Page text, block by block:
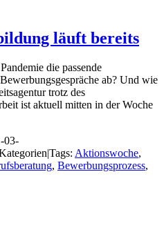
läuft bereits
die passende
ab? Und wie
trotz des
ist aktuell mitten in der Woche
03-
|Tags: Aktionswoche,
, Bewerbungsprozess,